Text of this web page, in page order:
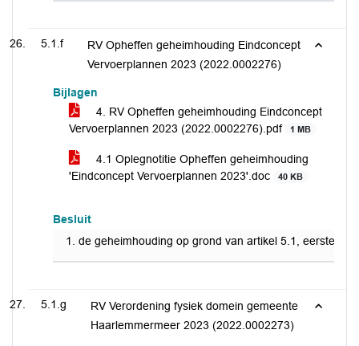
5.1.f
RV Opheffen geheimhouding Eindconcept
Vervoerplannen 2023 (2022.0002276)
Bijlagen
4. RV Opheffen geheimhouding Eindconcept
Vervoerplannen 2023 (2022.0002276).pdf
1 MB
4.1 Oplegnotitie Opheffen geheimhouding
'Eindconcept Vervoerplannen 2023'.doc
40 KB
Besluit
de geheimhouding op grond van artikel 5.1, eerste
5.1.g
RV Verordening fysiek domein gemeente
Haarlemmermeer 2023 (2022.0002273)